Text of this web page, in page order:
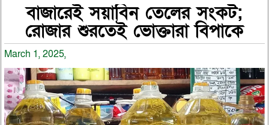
বাজারেই সয়াবিন তেলের সংকট;
রোজার শুরতেই ভোক্তারা বিপাকে
March 1, 2025,